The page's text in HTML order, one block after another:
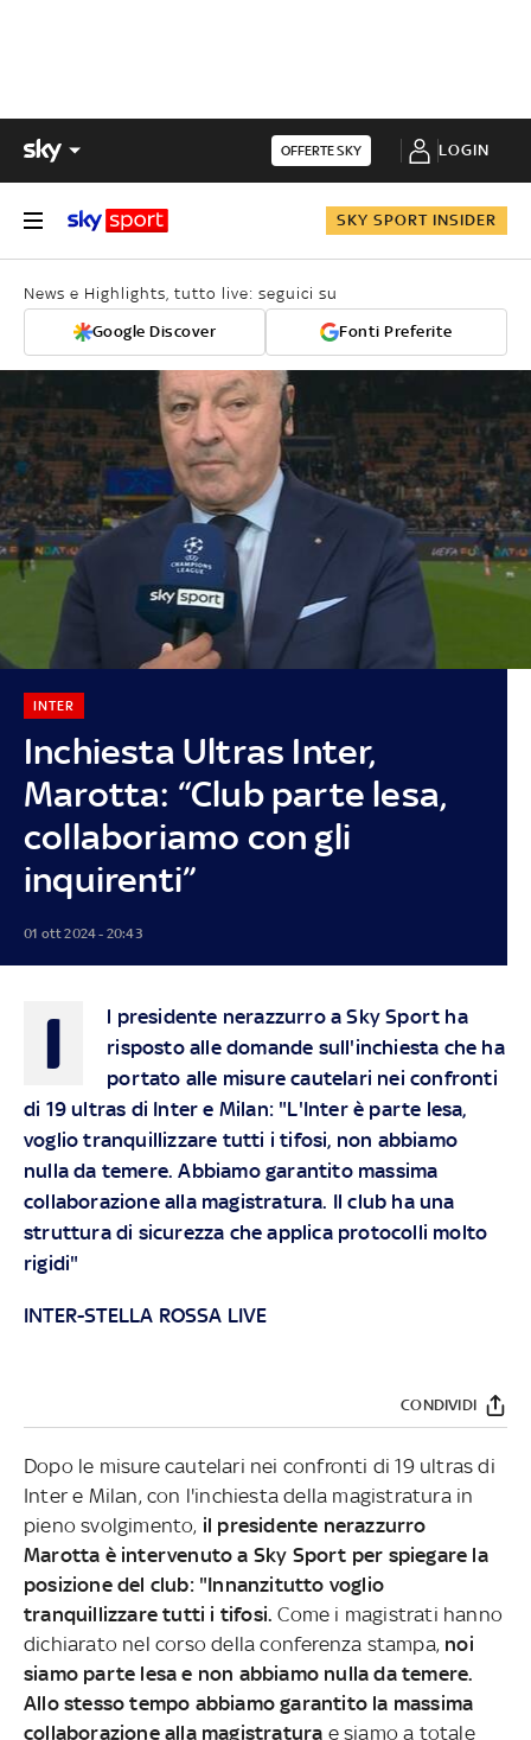
OFFERTE SKY LOGIN
SKY SPORT INSIDER
News e Highlights, tutto live: seguici su
Google Discover Fonti Preferite
Inchiesta Ultras Inter,
Marotta: “Club parte lesa,
collaboriamo con gli
inquirenti”
INTER
01 ott 2024 - 20:43
I
l presidente nerazzurro a Sky Sport ha
risposto alle domande sull'inchiesta che ha
portato alle misure cautelari nei confronti
di 19 ultras di Inter e Milan: "L'Inter è parte lesa,
voglio tranquillizzare tutti i tifosi, non abbiamo
nulla da temere. Abbiamo garantito massima
collaborazione alla magistratura. Il club ha una
struttura di sicurezza che applica protocolli molto
rigidi"
INTER-STELLA ROSSA LIVE
CONDIVIDI
Dopo le misure cautelari nei confronti di 19 ultras di
Inter e Milan, con l'inchiesta della magistratura in
pieno svolgimento, il presidente nerazzurro
Marotta è intervenuto a Sky Sport per spiegare la
posizione del club: "Innanzitutto voglio
tranquillizzare tutti i tifosi.Come i magistrati hanno
dichiarato nel corso della conferenza stampa, noi
siamo parte lesa e non abbiamo nulla da temere.
Allo stesso tempo abbiamo garantito la massima
collaborazione alla magistratura e siamo a totale